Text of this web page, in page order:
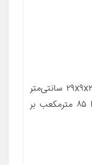
معرفی محصول جزئیات محصول ابعاد ۲۹x۹x۲۲ سانتی‌متر
وزن ۲۲۵۰ گرم حداکثر فشار ۱۵۰ دبی هوا ۸۵ مترمکعب بر